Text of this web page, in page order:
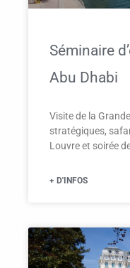
Séminaire
Abu Dhabi
Visite de la
stratégiques,
Louvre et soirée
+ D'INFOS